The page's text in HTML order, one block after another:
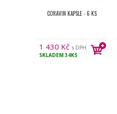
CORAVIN KAPSLE - 6 KS
1 430 Kč s DPH
SKLADEM34KS